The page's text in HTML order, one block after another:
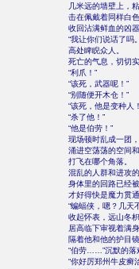
几米远的墙壁上，
击在佩戴着同样白
收回沾满鲜血的凶
“我让你们说话了吗
高处睥睨众人。
死亡的气息，切切
“利爪！”
“该死，武器呢！”
“别随便开木仓！”
“该死，他是变种人
“杀了他！”
“他是伯劳！”
现场顿时乱成一团
涌进空荡荡的空间
打飞在哪个角落。
混乱的人群和进攻
身体里的回路已经
才好得快是魔力贯
“蝙蝠侠，嗯？几天
收起怀表，远山冬
居高临下审视着满
隔着他和他的护目
“伯劳……”沉默的落
“你好厉郑州牛皮癣